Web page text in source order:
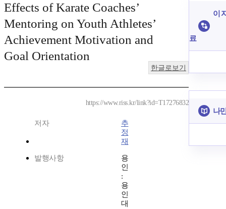
Effects of Karate Coaches’
Mentoring on Youth Athletes’
Achievement Motivation and
Goal Orientation
한글로보기
https://www.riss.kr/link?id=T17276832
저자
추
정
재
발행사항
용
인
:
용
인
대
이
료
나